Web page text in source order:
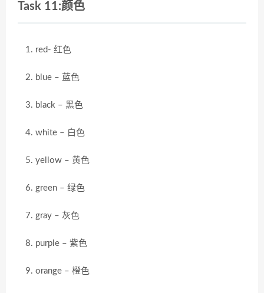
Task 11:颜色
red- 红色
blue – 蓝色
black – 黑色
white – 白色
yellow – 黄色
green – 绿色
gray – 灰色
purple – 紫色
orange – 橙色